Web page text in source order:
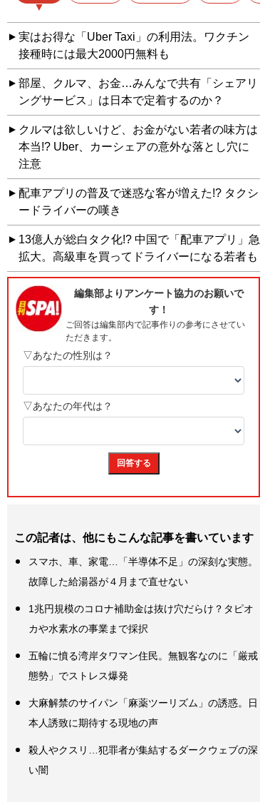
実はお得な「Uber Taxi」の利用法。ワクチン
接種時には最大2000円無料も
部屋、クルマ、お金…みんなで共有「シェアリ
ングサービス」は日本で定着するのか？
クルマは欲しいけど、お金がない若者の味方は
本当!? Uber、カーシェアの意外な落とし穴に
注意
配車アプリの普及で迷惑な客が増えた!? タクシ
ードライバーの嘆き
13億人が総白タク化!? 中国で「配車アプリ」急
拡大。高級車を買ってドライバーになる若者も
この記者は、他にもこんな記事を書いています
スマホ、車、家電…「半導体不足」の深刻な実態。
故障した給湯器が４月まで直せない
1兆円規模のコロナ補助金は抜け穴だらけ？タピオ
カや水素水の事業まで採択
五輪に憤る湾岸タワマン住民。無観客なのに「厳戒
態勢」でストレス爆発
大麻解禁のサイパン「麻薬ツーリズム」の誘惑。日
本人誘致に期待する現地の声
殺人やクスリ…犯罪者が集結するダークウェブの深
い闇